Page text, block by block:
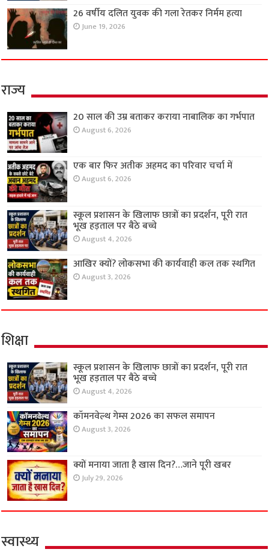
26 वर्षीय दलित युवक की गला रेतकर निर्मम हत्या
June 19, 2026
राज्य
20 साल की उम्र बताकर कराया नाबालिक का गर्भपात
August 6, 2026
एक बार फिर अतीक अहमद का परिवार चर्चा में
August 6, 2026
स्कूल प्रशासन के खिलाफ छात्रों का प्रदर्शन, पूरी रात
भूख हड़ताल पर बैठे बच्चे
August 4, 2026
आखिर क्यों? लोकसभा की कार्यवाही कल तक स्थगित
August 3, 2026
शिक्षा
स्कूल प्रशासन के खिलाफ छात्रों का प्रदर्शन, पूरी रात
भूख हड़ताल पर बैठे बच्चे
August 4, 2026
कॉमनवेल्थ गेम्स 2026 का सफल समापन
August 3, 2026
क्यों मनाया जाता है खास दिन?…जाने पूरी खबर
July 29, 2026
स्वास्थ्य